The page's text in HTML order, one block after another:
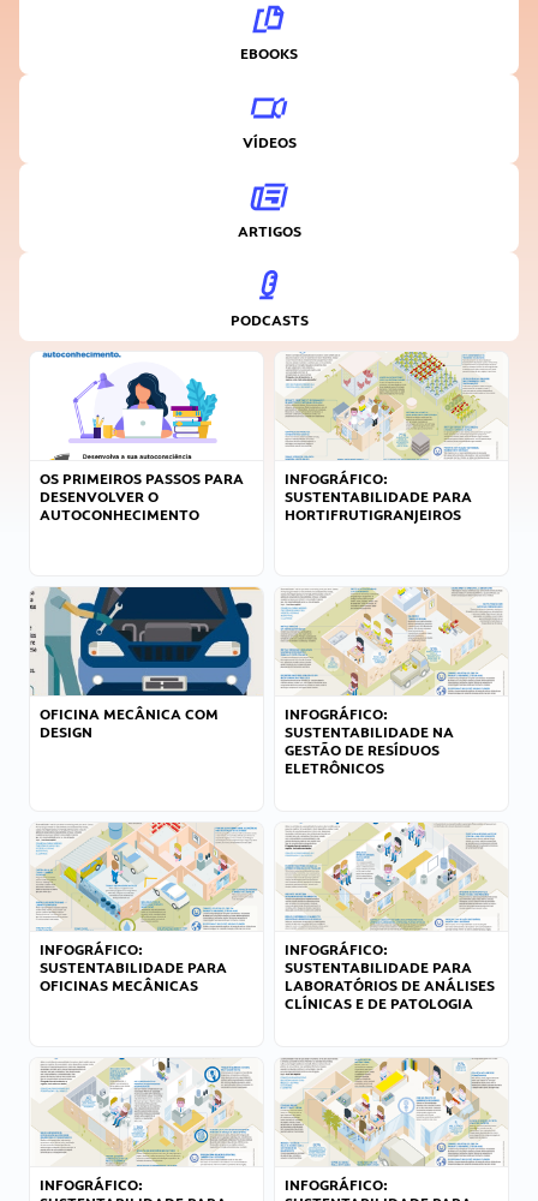
EBOOKS
VÍDEOS
ARTIGOS
PODCASTS
OS PRIMEIROS PASSOS PARA
DESENVOLVER O
AUTOCONHECIMENTO
INFOGRÁFICO:
SUSTENTABILIDADE PARA
HORTIFRUTIGRANJEIROS
OFICINA MECÂNICA COM
DESIGN
INFOGRÁFICO:
SUSTENTABILIDADE NA
GESTÃO DE RESÍDUOS
ELETRÔNICOS
INFOGRÁFICO:
SUSTENTABILIDADE PARA
OFICINAS MECÂNICAS
INFOGRÁFICO:
SUSTENTABILIDADE PARA
LABORATÓRIOS DE ANÁLISES
CLÍNICAS E DE PATOLOGIA
INFOGRÁFICO:
INFOGRÁFICO: